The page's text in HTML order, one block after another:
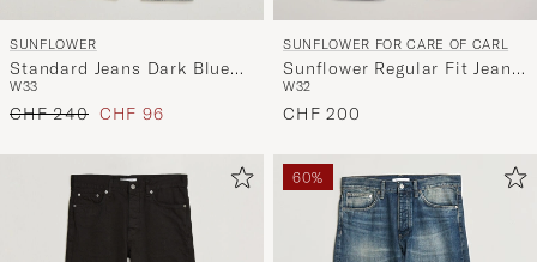
SUNFLOWER
Standard Jeans Dark Blue
Worn
W33
Regulärer Preis
CHF 240 Reduzierter Preis
CHF 96
SUNFLOWER FOR CARE OF CARL
Sunflower Regular Fit Jeans
Simple Rinse
W32
CHF 200
60%